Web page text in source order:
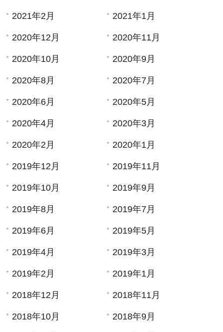
2021年2月 2021年1月
2020年12月 2020年11月
2020年10月 2020年9月
2020年8月 2020年7月
2020年6月 2020年5月
2020年4月 2020年3月
2020年2月 2020年1月
2019年12月 2019年11月
2019年10月 2019年9月
2019年8月 2019年7月
2019年6月 2019年5月
2019年4月 2019年3月
2019年2月 2019年1月
2018年12月 2018年11月
2018年10月 2018年9月